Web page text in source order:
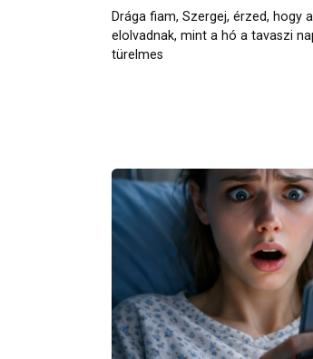
Drága fiam, Szergej, érzed, hogy
elolvadnak, mint a hó a tavaszi
türelmes